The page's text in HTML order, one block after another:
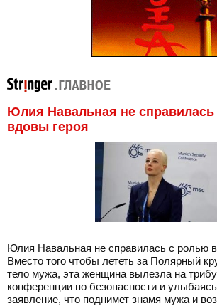
Юлия Навальная не
вдовы героя
Юлия Навальная не справилась с ролью
Вместо того чтобы лететь за Полярный
тело мужа, эта женщина вылезла на
конференции по безопасности и
заявление, что поднимет знамя мужа и